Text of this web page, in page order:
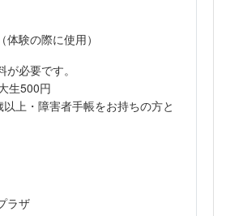
験の際に使用）
必要です。
生500円
上・障害者手帳をお持ちの方と
ラザ